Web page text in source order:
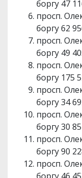
боргу 47
просп.
боргу 62
просп.
боргу 49
просп.
боргу 175
просп.
боргу 34
просп.
боргу 30
просп.
боргу 90
просп.
боргу 46